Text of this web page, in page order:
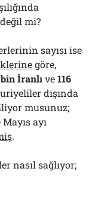
mi?
sayısı ise
göre,
İranlıve116
dışında
musunuz;
ayı
.
nasıl sağlıyor;